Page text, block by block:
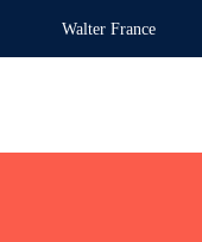
Walter France